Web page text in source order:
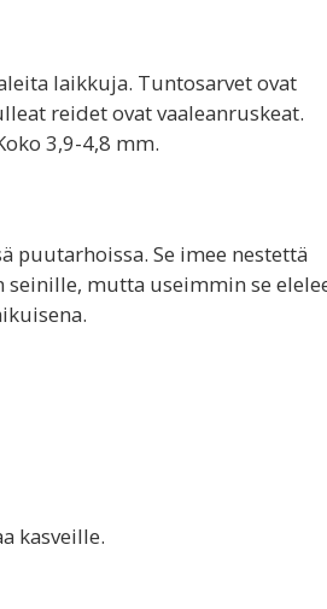
laikkuja. Tuntosarvet ovat
reidet ovat vaaleanruskeat.
3,9-4,8 mm.
puutarhoissa. Se imee nestettä
seinille, mutta useimmin se
kasveille.